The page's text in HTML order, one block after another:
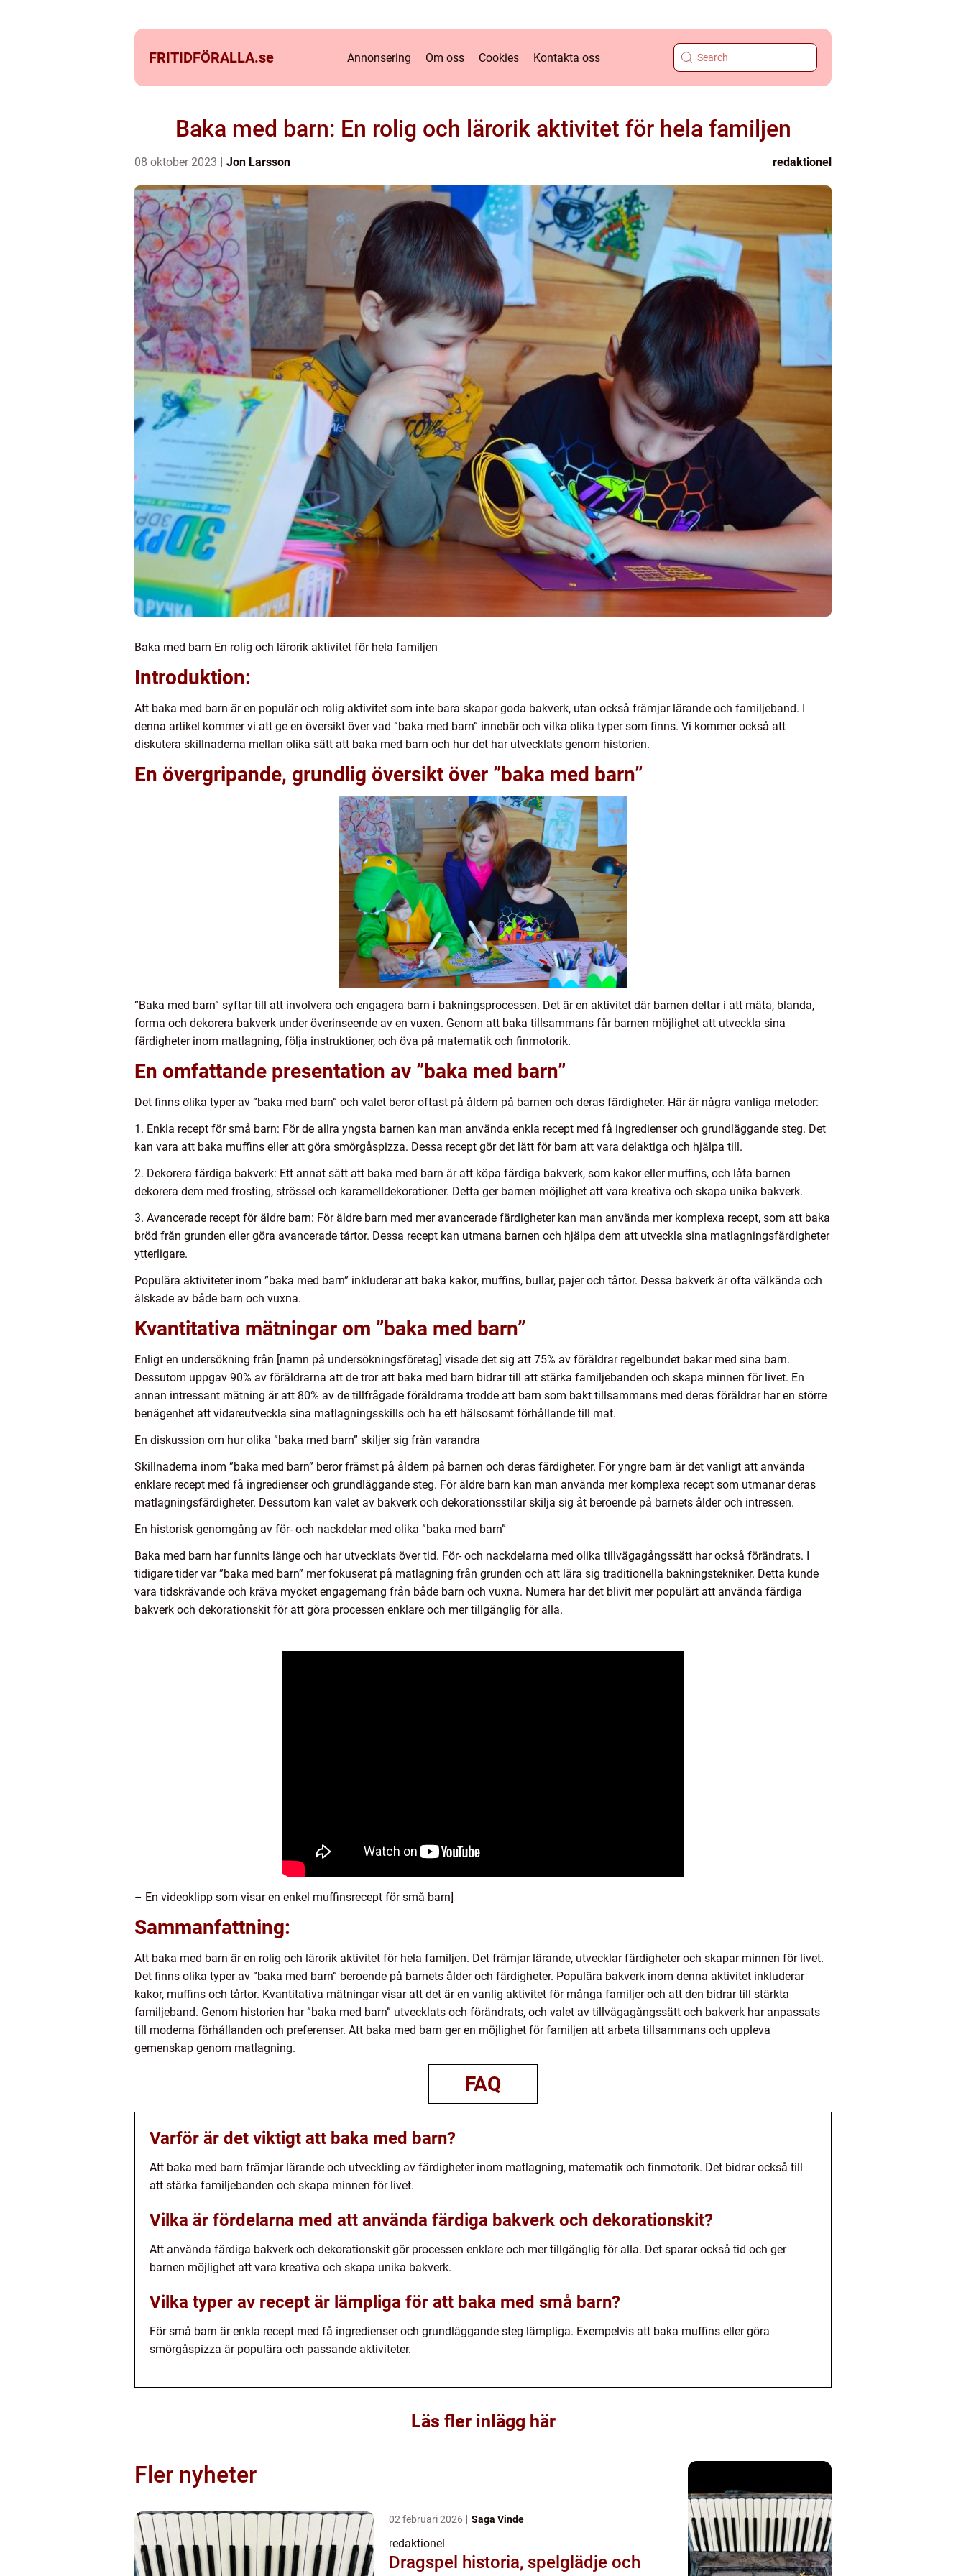
FRITIDFÖRALLA.se Annonsering Om oss Cookies Kontakta oss
Baka med barn: En rolig och lärorik aktivitet för hela familjen
08 oktober 2023 Jon Larsson redaktionel
Baka med barn En rolig och lärorik aktivitet för hela familjen
Introduktion:
Att baka med barn är en populär och rolig aktivitet som inte bara skapar goda bakverk, utan också främjar lärande och familjeband. I
denna artikel kommer vi att ge en översikt över vad ”baka med barn” innebär och vilka olika typer som finns. Vi kommer också att
diskutera skillnaderna mellan olika sätt att baka med barn och hur det har utvecklats genom historien.
En övergripande, grundlig översikt över ”baka med barn”
”Baka med barn” syftar till att involvera och engagera barn i bakningsprocessen. Det är en aktivitet där barnen deltar i att mäta, blanda,
forma och dekorera bakverk under överinseende av en vuxen. Genom att baka tillsammans får barnen möjlighet att utveckla sina
färdigheter inom matlagning, följa instruktioner, och öva på matematik och finmotorik.
En omfattande presentation av ”baka med barn”
Det finns olika typer av ”baka med barn” och valet beror oftast på åldern på barnen och deras färdigheter. Här är några vanliga metoder:
1. Enkla recept för små barn: För de allra yngsta barnen kan man använda enkla recept med få ingredienser och grundläggande steg. Det
kan vara att baka muffins eller att göra smörgåspizza. Dessa recept gör det lätt för barn att vara delaktiga och hjälpa till.
2. Dekorera färdiga bakverk: Ett annat sätt att baka med barn är att köpa färdiga bakverk, som kakor eller muffins, och låta barnen
dekorera dem med frosting, strössel och karamelldekorationer. Detta ger barnen möjlighet att vara kreativa och skapa unika bakverk.
3. Avancerade recept för äldre barn: För äldre barn med mer avancerade färdigheter kan man använda mer komplexa recept, som att baka
bröd från grunden eller göra avancerade tårtor. Dessa recept kan utmana barnen och hjälpa dem att utveckla sina matlagningsfärdigheter
ytterligare.
Populära aktiviteter inom ”baka med barn” inkluderar att baka kakor, muffins, bullar, pajer och tårtor. Dessa bakverk är ofta välkända och
älskade av både barn och vuxna.
Kvantitativa mätningar om ”baka med barn”
Enligt en undersökning från [namn på undersökningsföretag] visade det sig att 75% av föräldrar regelbundet bakar med sina barn.
Dessutom uppgav 90% av föräldrarna att de tror att baka med barn bidrar till att stärka familjebanden och skapa minnen för livet. En
annan intressant mätning är att 80% av de tillfrågade föräldrarna trodde att barn som bakt tillsammans med deras föräldrar har en större
benägenhet att vidareutveckla sina matlagningsskills och ha ett hälsosamt förhållande till mat.
En diskussion om hur olika ”baka med barn” skiljer sig från varandra
Skillnaderna inom ”baka med barn” beror främst på åldern på barnen och deras färdigheter. För yngre barn är det vanligt att använda
enklare recept med få ingredienser och grundläggande steg. För äldre barn kan man använda mer komplexa recept som utmanar deras
matlagningsfärdigheter. Dessutom kan valet av bakverk och dekorationsstilar skilja sig åt beroende på barnets ålder och intressen.
En historisk genomgång av för- och nackdelar med olika ”baka med barn”
Baka med barn har funnits länge och har utvecklats över tid. För- och nackdelarna med olika tillvägagångssätt har också förändrats. I
tidigare tider var ”baka med barn” mer fokuserat på matlagning från grunden och att lära sig traditionella bakningstekniker. Detta kunde
vara tidskrävande och kräva mycket engagemang från både barn och vuxna. Numera har det blivit mer populärt att använda färdiga
bakverk och dekorationskit för att göra processen enklare och mer tillgänglig för alla.
– En videoklipp som visar en enkel muffinsrecept för små barn]
Sammanfattning:
Att baka med barn är en rolig och lärorik aktivitet för hela familjen. Det främjar lärande, utvecklar färdigheter och skapar minnen för livet.
Det finns olika typer av ”baka med barn” beroende på barnets ålder och färdigheter. Populära bakverk inom denna aktivitet inkluderar
kakor, muffins och tårtor. Kvantitativa mätningar visar att det är en vanlig aktivitet för många familjer och att den bidrar till stärkta
familjeband. Genom historien har ”baka med barn” utvecklats och förändrats, och valet av tillvägagångssätt och bakverk har anpassats
till moderna förhållanden och preferenser. Att baka med barn ger en möjlighet för familjen att arbeta tillsammans och uppleva
gemenskap genom matlagning.
FAQ
Varför är det viktigt att baka med barn?
Att baka med barn främjar lärande och utveckling av färdigheter inom matlagning, matematik och finmotorik. Det bidrar också till
att stärka familjebanden och skapa minnen för livet.
Vilka är fördelarna med att använda färdiga bakverk och dekorationskit?
Att använda färdiga bakverk och dekorationskit gör processen enklare och mer tillgänglig för alla. Det sparar också tid och ger
barnen möjlighet att vara kreativa och skapa unika bakverk.
Vilka typer av recept är lämpliga för att baka med små barn?
För små barn är enkla recept med få ingredienser och grundläggande steg lämpliga. Exempelvis att baka muffins eller göra
smörgåspizza är populära och passande aktiviteter.
Läs fler inlägg här
Fler nyheter
02 februari 2026 Saga Vinde
redaktionel
Dragspel historia, spelglädje och